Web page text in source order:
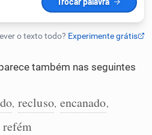
também nas seguintes
, recluso, encanado,
refém